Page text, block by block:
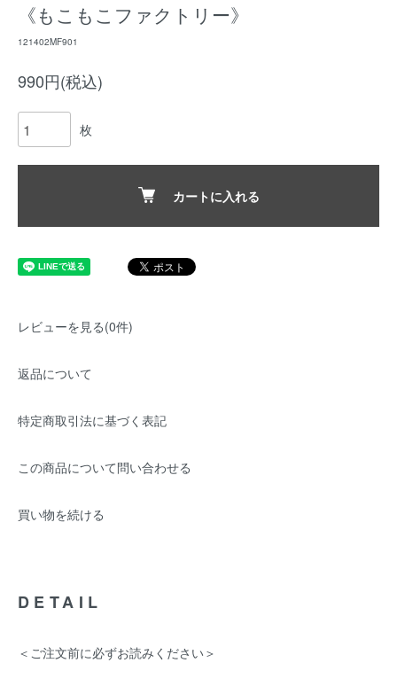
《もこもこファクトリー》
121402MF901
990円(税込)
枚
カートに入れる
レビューを見る(0件)
返品について
特定商取引法に基づく表記
この商品について問い合わせる
買い物を続ける
DETAIL
＜ご注文前に必ずお読みください＞